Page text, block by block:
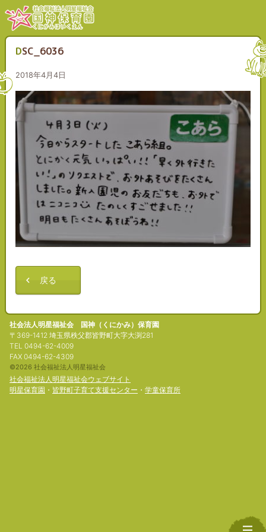
DSC_6036
2018年4月4日
戻る
社会法人明星福祉会 国神（くにかみ）保育園
〒369-1412 埼玉県秩父郡皆野町大字大渕281
TEL 0494-62-4009
FAX 0494-62-4309
©2026 社会福祉法人明星福祉会
社会福祉法人明星福祉会ウェブサイト
明星保育園 ・ 皆野町子育て支援センター ・ 学童保育所